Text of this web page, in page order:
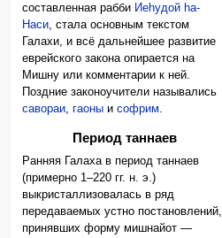
составленная рабби Иеhудой hа-
Наси, стала основным текстом
Галахи, и всё дальнейшее развитие
еврейского закона опирается на
Мишну или комментарии к ней.
Поздние законоучители назывались
савораи,гаоны исофрим.
Период таннаев
Ранняя Галаха в период таннаев
(примерно 1–220 гг. н. э.)
выкристаллизовалась в ряд
передаваемых устно постановлений,
принявших форму мишнайот —